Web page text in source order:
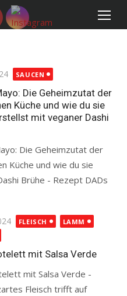
SAUCEN
Die Geheimzutat der
Küche und wie du sie
mit veganer Dashi
Die Geheimzutat der
Küche und wie du sie
Brühe - Rezept DADs
FLEISCH
LAMM
mit Salsa Verde
mit Salsa Verde -
Fleisch trifft auf